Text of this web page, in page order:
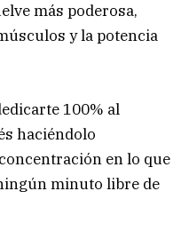
más poderosa,
y la potencia
100% al
haciéndolo
en lo que
minuto libre de